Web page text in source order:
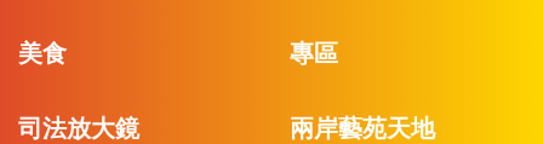
美食 專區
司法放大鏡 兩岸藝苑天地